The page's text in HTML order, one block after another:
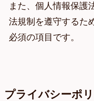
また、個人情報保護
法規制を遵守するた
必須の項目です。
プライバシーポ